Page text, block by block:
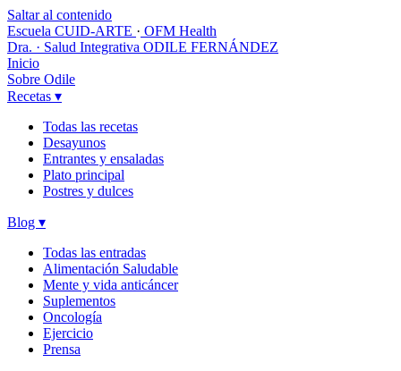
Saltar al contenido
Escuela CUID-ARTE · OFM Health
Dra. · Salud Integrativa ODILE FERNÁNDEZ
Inicio
Sobre Odile
Recetas ▾
Todas las recetas
Desayunos
Entrantes y ensaladas
Plato principal
Postres y dulces
Blog ▾
Todas las entradas
Alimentación Saludable
Mente y vida anticáncer
Suplementos
Oncología
Ejercicio
Prensa